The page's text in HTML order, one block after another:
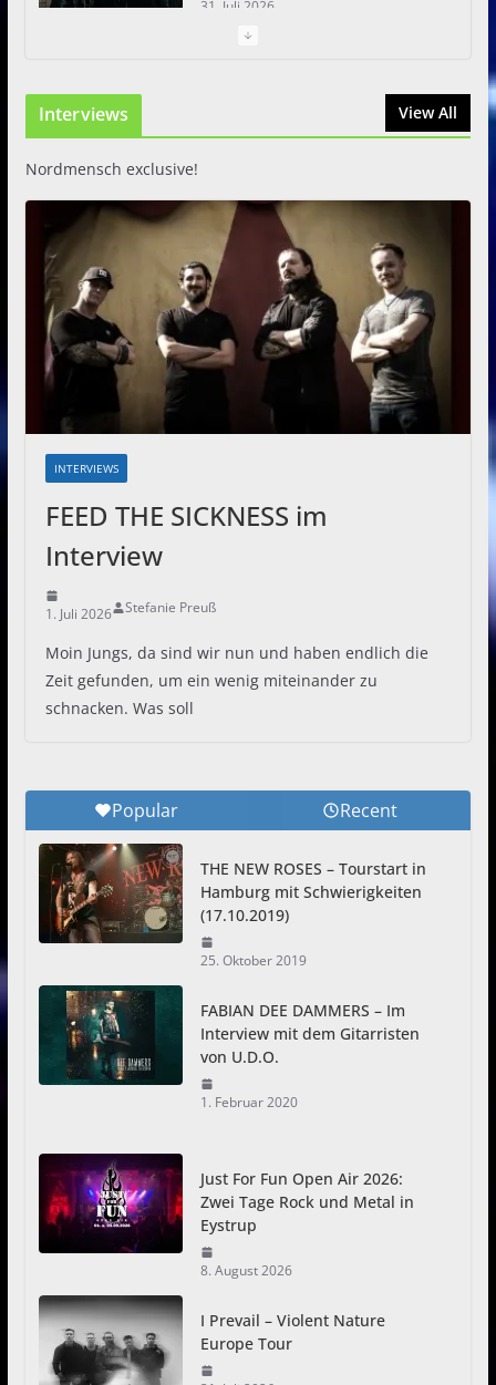
31. Juli 2026
Zwei Tage Rock und Metal in
Interviews View All
Nordmensch exclusive!
INTERVIEWS
FEED THE SICKNESS im
Interview
1. Juli 2026 Stefanie Preuß
Moin Jungs, da sind wir nun und haben endlich die
Zeit gefunden, um ein wenig miteinander zu
schnacken. Was soll
Popular Recent
THE NEW ROSES – Tourstart in
Hamburg mit Schwierigkeiten
(17.10.2019)
25. Oktober 2019
FABIAN DEE DAMMERS – Im
Interview mit dem Gitarristen
von U.D.O.
1. Februar 2020
Just For Fun Open Air 2026:
Zwei Tage Rock und Metal in
Eystrup
8. August 2026
I Prevail – Violent Nature
Europe Tour